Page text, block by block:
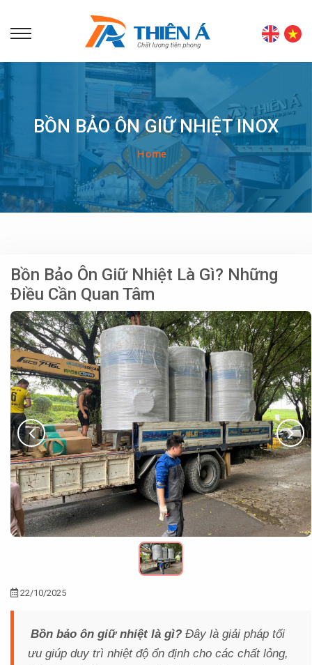
BỒN BẢO ÔN GIỮ NHIỆT INOX
Home
Bồn Bảo Ôn Giữ Nhiệt Là Gì? Những
Điều Cần Quan Tâm
22/10/2025
Bồn bảo ôn giữ nhiệt là gì? Đây là giải pháp tối
ưu giúp duy trì nhiệt độ ổn định cho các chất lỏng,